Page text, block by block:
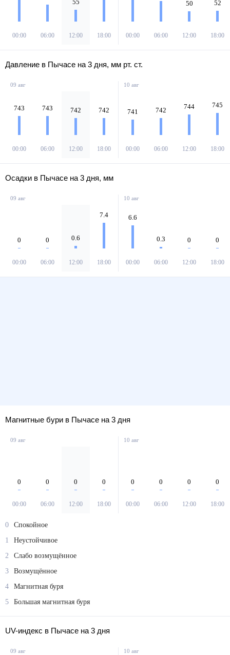
00:00 06:00
55
12:00 18:00 00:00 06:00
50
12:00
52
18:00
Давление в Пычасе на 3 дня, мм рт. ст.
09 авг
743
00:00
743
06:00
742
12:00
742
18:00
10 авг
741
00:00
742
06:00
744
12:00
745
18:00
Осадки в Пычасе на 3 дня, мм
09 авг
0
00:00
0
06:00
0.6
12:00
7.4
18:00
10 авг
6.6
00:00
0.3
06:00
0
12:00
0
18:00
Магнитные бури в Пычасе на 3 дня
09 авг
0
00:00
0
06:00
0
12:00
0
18:00
10 авг
0
00:00
0
06:00
0
12:00
0
18:00
0
Спокойное
1
Неустойчивое
2
Слабо возмущённое
3
Возмущённое
4
Магнитная буря
5
Большая магнитная буря
UV-индекс в Пычасе на 3 дня
09 авг 10 авг